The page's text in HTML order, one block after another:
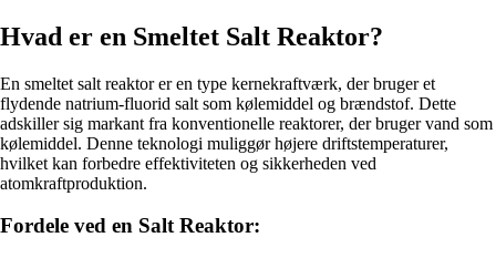
Hvad er en Smeltet Salt Reaktor?
En smeltet salt reaktor er en type kernekraftværk, der bruger et
flydende natrium-fluorid salt som kølemiddel og brændstof. Dette
adskiller sig markant fra konventionelle reaktorer, der bruger vand som
kølemiddel. Denne teknologi muliggør højere driftstemperaturer,
hvilket kan forbedre effektiviteten og sikkerheden ved
atomkraftproduktion.
Fordele ved en Salt Reaktor: